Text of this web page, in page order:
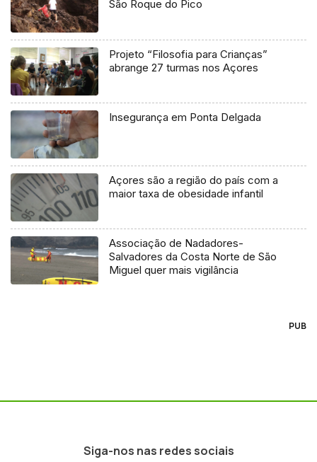
São Roque do Pico
Projeto “Filosofia para Crianças”
abrange 27 turmas nos Açores
Insegurança em Ponta Delgada
Açores são a região do país com a
maior taxa de obesidade infantil
Associação de Nadadores-
Salvadores da Costa Norte de São
Miguel quer mais vigilância
PUB
Siga-nos nas redes sociais